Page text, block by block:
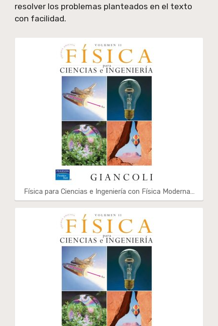
resolver los problemas planteados en el texto
con facilidad.
Física para Ciencias e Ingeniería con Física Moderna…